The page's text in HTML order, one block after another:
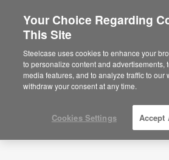
You are now on the
here to go back to the
Cyprus
Your Choice Regarding
This Site
Steelcase uses cookies to enhance your
to personalize content and advertisements,
media features, and to analyze traffic to our
withdraw your consent at any time.
Cookies Settings Accept